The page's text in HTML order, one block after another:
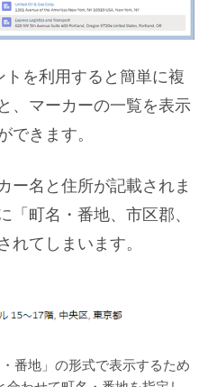
トを利用すると簡単に複
、マーカーの一覧を表示
できます。
ー名と住所が記載されま
「町名・番地、市区郡、
れてしまいます。
番地」の形式で表示するため